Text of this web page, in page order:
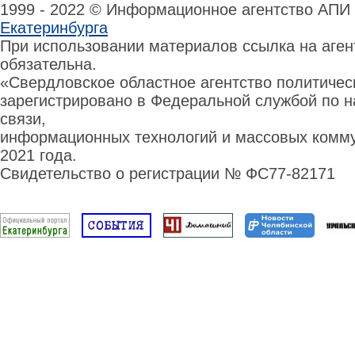
1999 - 2022 © Информационное агентство
Екатеринбурга
При использовании материалов ссылка на
обязательна.
«Свердловское областное агентство
зарегистрировано в Федеральной службой по
связи,
информационных технологий и массовых
2021 года.
Свидетельство о регистрации № ФС77-82171